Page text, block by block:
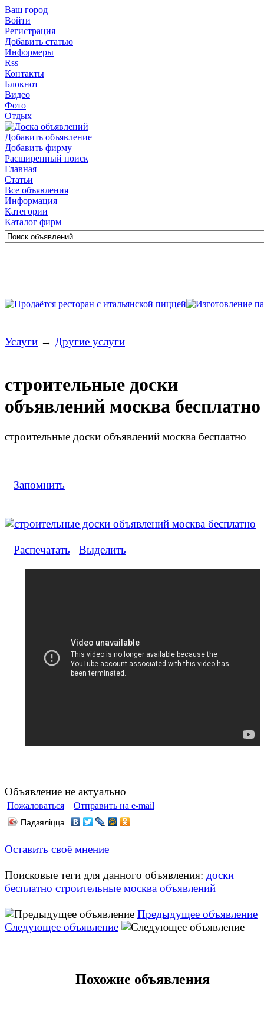
Ваш город
Войти
Регистрация
Добавить статью
Информеры
Rss
Контакты
Блокнот
Видео
Фото
Отдых
Добавить объявление
Добавить фирму
Расширенный поиск
Главная
Статьи
Все объявления
Информация
Категории
Каталог фирм
Услуги → Другие услуги
строительные доски
объявлений москва бесплатно
строительные доски объявлений москва бесплатно
Запомнить
Распечатать Выделить
Объявление не актуально
Пожаловаться Отправить на e-mail
Падзяліцца
Оставить своё мнение
Поисковые теги для данного объявления: доски
бесплатно строительные москва объявлений
Предыдущее объявление
Следующее объявление
Похожие объявления